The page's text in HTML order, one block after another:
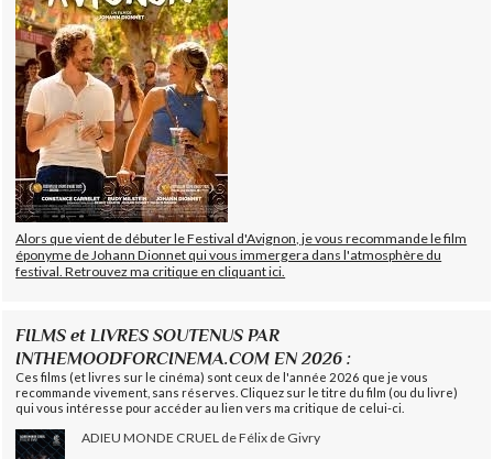
Alors que vient de débuter le Festival d'Avignon, je vous recommande le film
éponyme de Johann Dionnet qui vous immergera dans l'atmosphère du
festival. Retrouvez ma critique en cliquant ici.
FILMS et LIVRES SOUTENUS PAR
INTHEMOODFORCINEMA.COM EN 2026 :
Ces films (et livres sur le cinéma) sont ceux de l'année 2026 que je vous
recommande vivement, sans réserves. Cliquez sur le titre du film (ou du livre)
qui vous intéresse pour accéder au lien vers ma critique de celui-ci.
ADIEU MONDE CRUEL de Félix de Givry